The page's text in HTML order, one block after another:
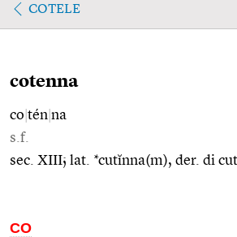
COTELE
cotenna
co tén na
s.f.
sec. XIII; lat. *cutĭnna(m), der. di
CO